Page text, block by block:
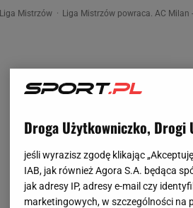
Liga Mistrzów Liga Mistrzów powraca. AC Milan
Droga Użytkowniczko, Drogi
jeśli wyrazisz zgodę klikając
IAB, jak również Agora S.A. będąca
jak adresy IP, adresy e-mail czy
marketingowych, w szczególności na